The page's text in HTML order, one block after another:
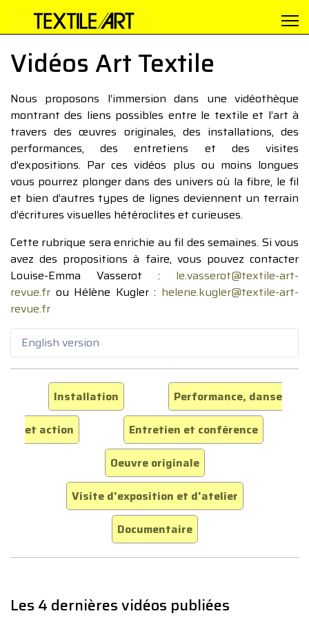
Vidéos Art Textile
Nous proposons l’immersion dans une vidéothèque
montrant des liens possibles entre le textile et l’art à
travers des œuvres originales, des installations, des
performances, des entretiens et des visites
d’expositions. Par ces vidéos plus ou moins longues
vous pourrez plonger dans des univers où la fibre, le fil
et bien d’autres types de lignes deviennent un terrain
d’écritures visuelles hétéroclites et curieuses.
Cette rubrique sera enrichie au fil des semaines. Si vous
avez des propositions à faire, vous pouvez contacter
Louise-Emma Vasserot : le.vasserot@textile-art-
revue.fr ou Hélène Kugler : helene.kugler@textile-art-
revue.fr
English version
Installation
Performance, danse
et action
Entretien et conférence
Oeuvre originale
Visite d'exposition et d'atelier
Documentaire
Les 4 dernières vidéos publiées